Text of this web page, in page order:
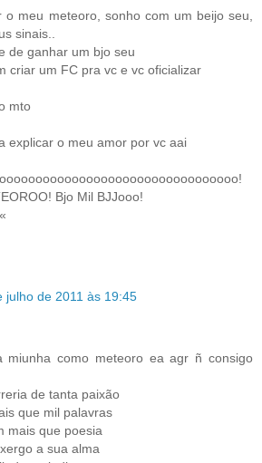
o meu meteoro, sonho com um beijo seu,
sinais..
de ganhar um bjo seu
criar um FC pra vc e vc oficializar
mto
explicar o meu amor por vc aai
Bjo Mil BJJooo!
julho de 2011 às 19:45
miunha como meteoro ea agr ñ consigo
de tanta paixão
que mil palavras
mais que poesia
a sua alma